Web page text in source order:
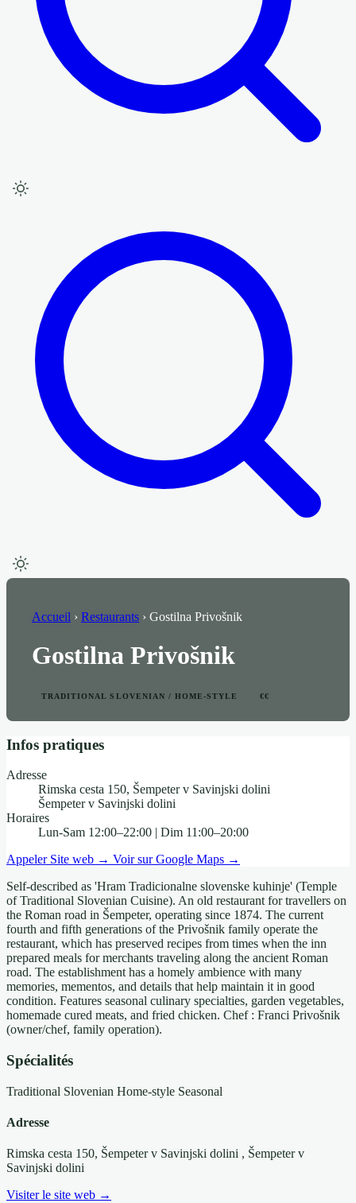
Accueil › Restaurants › Gostilna Privošnik
Gostilna Privošnik
TRADITIONAL SLOVENIAN / HOME-STYLE €€
Infos pratiques
Adresse
Rimska cesta 150, Šempeter v Savinjski dolini
Šempeter v Savinjski dolini
Horaires
Lun-Sam 12:00–22:00 | Dim 11:00–20:00
Appeler Site web → Voir sur Google Maps →
Self-described as 'Hram Tradicionalne slovenske kuhinje' (Temple
of Traditional Slovenian Cuisine). An old restaurant for travellers on
the Roman road in Šempeter, operating since 1874. The current
fourth and fifth generations of the Privošnik family operate the
restaurant, which has preserved recipes from times when the inn
prepared meals for merchants traveling along the ancient Roman
road. The establishment has a homely ambience with many
memories, mementos, and details that help maintain it in good
condition. Features seasonal culinary specialties, garden vegetables,
homemade cured meats, and fried chicken. Chef : Franci Privošnik
(owner/chef, family operation).
Spécialités
Traditional Slovenian Home-style Seasonal
Adresse
Rimska cesta 150, Šempeter v Savinjski dolini , Šempeter v
Savinjski dolini
Visiter le site web →